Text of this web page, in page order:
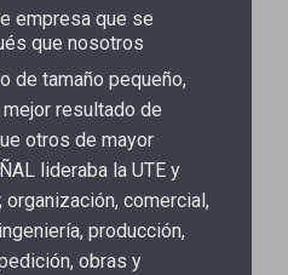
empresa que se
que nosotros
de tamaño pequeño,
resultado de
otros de mayor
lideraba la UTE y
comercial,
producción,
obras y